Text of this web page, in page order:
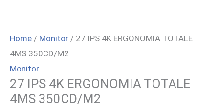
Home / Monitor / 27 IPS 4K ERGONOMIA TOTALE
4MS 350CD/M2
Monitor
27 IPS 4K ERGONOMIA TOTALE
4MS 350CD/M2